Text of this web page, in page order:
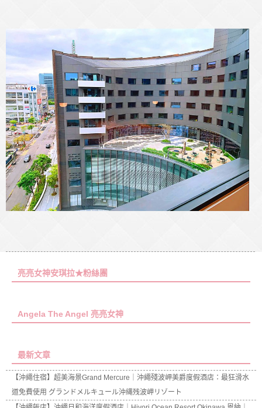
亮亮女神安琪拉★粉絲團
Angela The Angel 亮亮女神
最新文章
【沖繩住宿】超美海景Grand Mercure｜沖繩殘波岬美爵度假酒店：最狂滑水
道免費使用 グランドメルキュール沖縄残波岬リゾート